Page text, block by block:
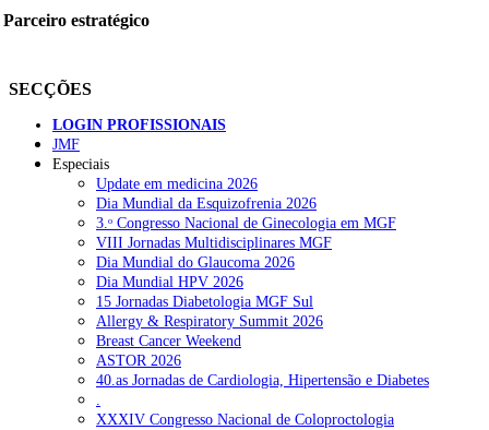
Parceiro estratégico
SECÇÕES
LOGIN PROFISSIONAIS
JMF
Especiais
Update em medicina 2026
Dia Mundial da Esquizofrenia 2026
3.ᵒ Congresso Nacional de Ginecologia em MGF
VIII Jornadas Multidisciplinares MGF
Dia Mundial do Glaucoma 2026
Dia Mundial HPV 2026
15 Jornadas Diabetologia MGF Sul
Allergy & Respiratory Summit 2026
Breast Cancer Weekend
ASTOR 2026
40.as Jornadas de Cardiologia, Hipertensão e Diabetes
.
XXXIV Congresso Nacional de Coloproctologia